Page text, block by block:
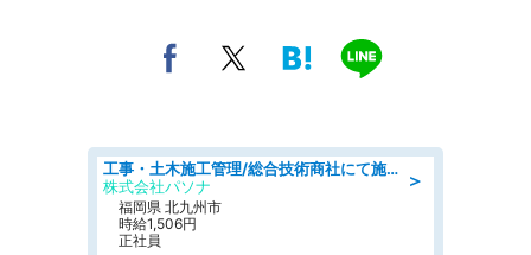
＞
工事・土木施工管理/総合技術商社にて施工管理のお仕事/即日勤務可/車通勤可/工事・土木施工管理/生産・品質管理
株式会社パソナ
福岡県 北九州市
時給1,506円
正社員